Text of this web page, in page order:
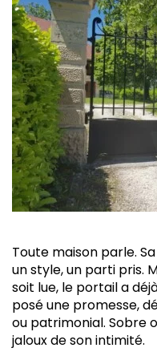
Toute maison parle.
un style, un parti pris.
soit lue, le portail a
posé une promesse,
ou patrimonial. Sobre
jaloux de son intimité.